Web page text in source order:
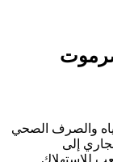
والصرف الصحي
إلى
٥.٥٨٤.١١٩ متر مكعب للاستهلاك